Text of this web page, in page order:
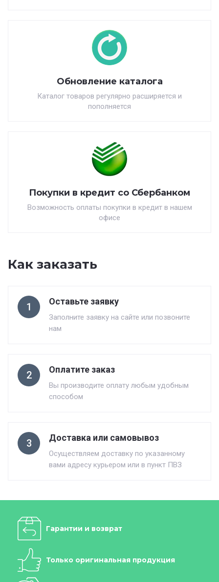
Обновление каталога
Каталог товаров регулярно расширяется и
пополняется
Покупки в кредит со Сбербанком
Возможность оплаты покупки в кредит в нашем
офисе
Как заказать
1 Оставьте заявку
Заполните заявку на сайте или позвоните
нам
2 Оплатите заказ
Вы производите оплату любым удобным
способом
3 Доставка или самовывоз
Осуществляем доставку по указанному
вами адресу курьером или в пункт ПВЗ
Гарантии и возврат
Только оригинальная продукция